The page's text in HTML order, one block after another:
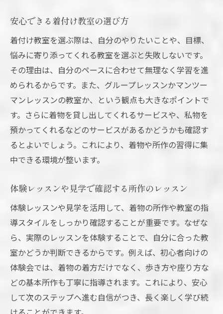
安心できる着付け教室の選び方
着付け教室を選ぶ際は、自分のやりたいことや、目標、
悩みに寄り添ってくれる教室を選ぶと失敗しないです。
その理由は、自分のペースに合わせて無理なく学習を進
められるからです。また、グループレッスンかマンツー
マンレッスンの教室か、という観点も大きなポイントで
す。さらに着物を貸し出してくれるサービスや、私物を
預かってくれるなどのサービスがあるかどうかも確認す
るとよいでしょう。これにより、着物や所作の習得に集
中できる環境が整います。
体験レッスンや見学で確認する所作のレッスン
体験レッスンや見学を活用して、着物の所作や教室の指
導スタイルをしっかり確認することが重要です。なぜな
ら、実際のレッスンを体験することで、自分に合った教
室かどうか判断できるからです。例えば、初心者向けの
体験会では、着物の着方だけでなく、歩き方や座り方な
どの基本所作も丁寧に指導されます。これにより、安心
して次のステップへ進む自信がつき、長く楽しく学び続